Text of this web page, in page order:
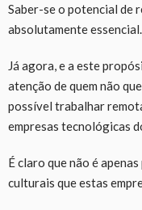
Saber-se o potencial
absolutamente essencial.
Já agora, e a este
atenção de quem não
possível trabalhar
empresas tecnológicas
É claro que não é
culturais que estas